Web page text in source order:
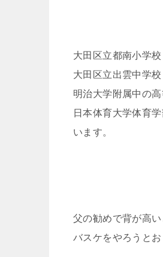
大田区立都南小学校
大田区立出雲中学校
明治大学附属中の
日本体育大学体育
います。
父の勧めで背が高
バスケをやろうと